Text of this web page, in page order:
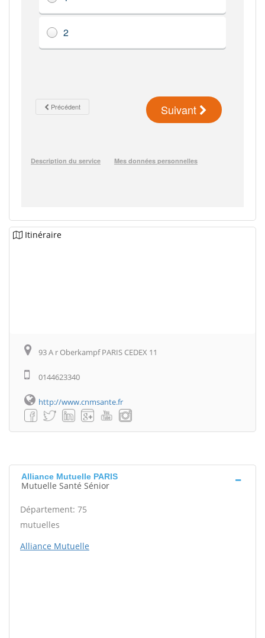
Itinéraire
93 A r Oberkampf PARIS CEDEX 11
0144623340
http://www.cnmsante.fr
Alliance Mutuelle PARIS
Mutuelle Santé Sénior
Département: 75
mutuelles
Alliance Mutuelle